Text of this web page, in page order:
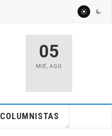
05
MIÉ, AGO
COLUMNISTAS